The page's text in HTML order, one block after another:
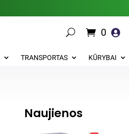
0 
TRANSPORTAS KŪRYBAI
Naujienos